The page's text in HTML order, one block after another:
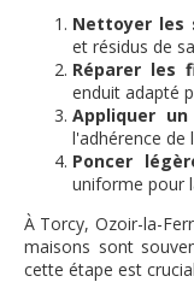
Nettoyer les
et résidus de
Réparer les
enduit adapté
Appliquer
l'adhérence de
Poncer
uniforme pour
À Torcy, Ozoir-la-
maisons sont
cette étape est